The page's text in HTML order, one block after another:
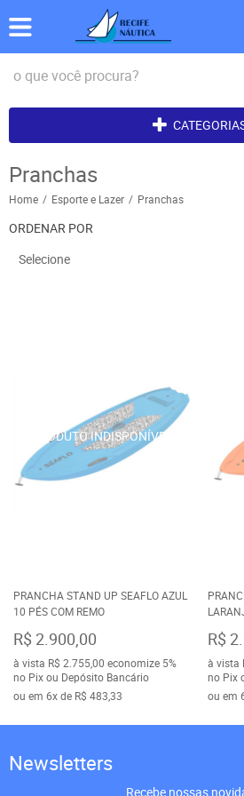
Pranchas
Home Esporte e Lazer Pranchas
ORDENAR POR
Selecione
PRANCHA STAND UP SEAFLO AZUL
10 PÉS COM REMO
R$ 2.900,00
à vista R$ 2.755,00 economize 5%
no Pix ou Depósito Bancário
ou em 6xde R$ 483,33
R$
à vista
no Pix
ou em
Newsletters
Recebe nossas